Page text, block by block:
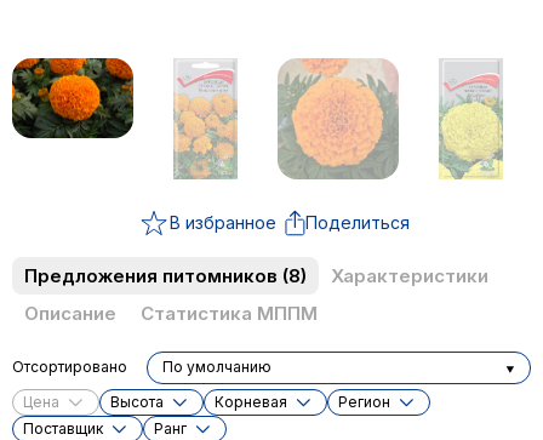
В избранное Поделиться
Предложения питомников (8)
Характеристики
Описание
Статистика МППМ
Цена Высота Корневая
Регион
Поставщик
Ранг
Отсортировано По умолчанию